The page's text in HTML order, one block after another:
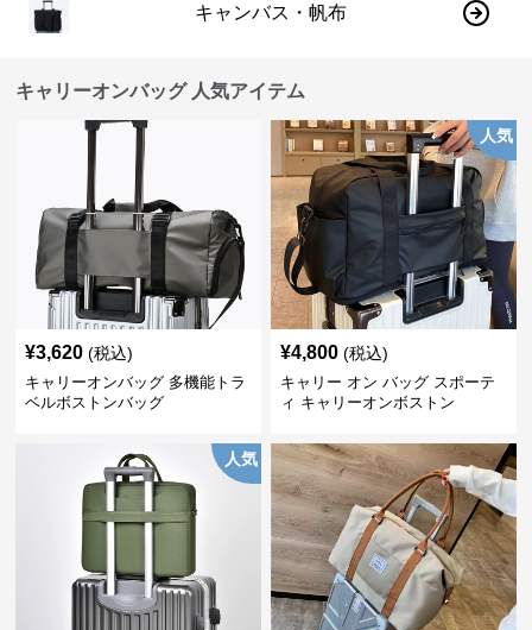
キャンバス・帆布
キャリーオンバッグ 人気アイテム
¥3,620 (税込)
キャリーオンバッグ 多機能トラ
ベルボストンバッグ
人気
¥4,800 (税込)
キャリー オン バッグ スポーテ
ィ キャリーオンボストン
人気